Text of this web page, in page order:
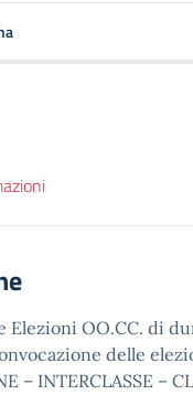
Elezioni OO.CC. di
delle
– INTERCLASSE –